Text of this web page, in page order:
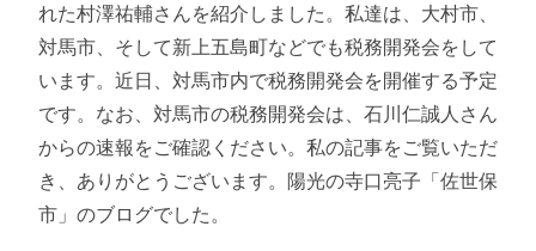
れた村澤祐輔さんを紹介しました。私達は、大村市、
対馬市、そして新上五島町などでも税務開発会をして
います。近日、対馬市内で税務開発会を開催する予定
です。なお、対馬市の税務開発会は、石川仁誠人さん
からの速報をご確認ください。私の記事をご覧いただ
き、ありがとうございます。陽光の寺口亮子「佐世保
市」のブログでした。